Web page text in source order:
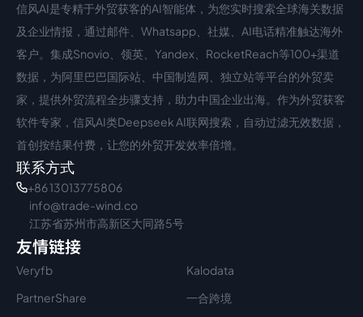
中文入口
信风AI是专精于外贸获客的AI智能体，为您实时搜索全球海关数据
及企业情报，通过邮件、Whatsapp、社媒、AI电话精准触达海外
客户。集成Snovio、领英、Yandex、RocketReach等100+渠道
数据，为阿里巴巴国际站、中国制造网、独立站等平台的外贸卖
家，提供外贸流程全步骤支持，助力中国企业出海。作为外贸获客
软件专家，信风AI类Deepseek AI联网搜索，自动过滤无效数据，
首创按结果付费，让您的外贸开发效率倍增。
联系方式
+86 13013775806
info@trade-wind.co
江苏省苏州市高新区大同路5号
友情链接
Veryfb
Kalodata
PartnerShare
一合跨境